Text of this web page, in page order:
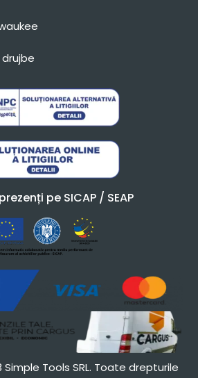
pe SICAP / SEAP
Tools SRL. Toate drepturile